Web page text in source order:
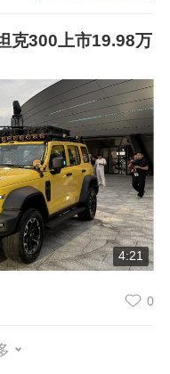
克300上市19.98万
4:21
0